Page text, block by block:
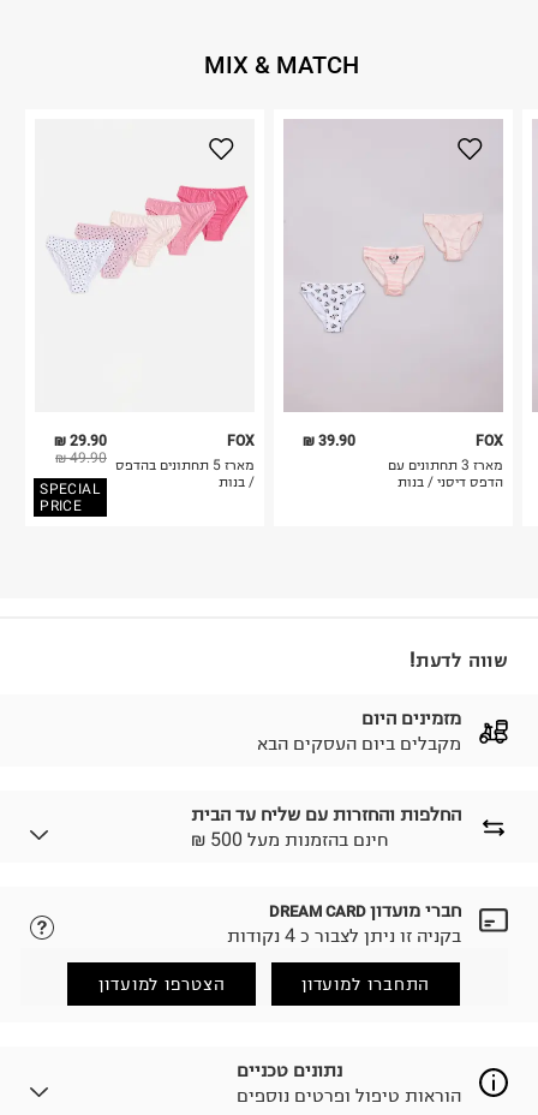
MIX & MATCH
29.90 ₪
49.90 ₪
SPECIAL
PRICE
FOX
מארז 5 תחתונים בהדפס
/ בנות
39.90 ₪
FOX
מארז 3 תחתונים עם
הדפס דיסני / בנות
שווה לדעת!
מזמינים היום
מקבלים ביום העסקים הבא
החלפות והחזרות עם שליח עד הבית
₪ חינם בהזמנות מעל 500
לבחירת בשיטת המשלוח המתאימה לכם,
הזמנתם והתחרטתם?
(במקום ב-19.9 ₪) לזמן מוגבל! חינם בהזמנות מעל 500 ₪.
למידע נא ללחוץ כאן
.
לפני החזרת החבילה, חשוב להדביק את מדבקת הגוביינא על
חברי מועדון DREAM CARD
בקניה זו ניתן לצבור כ 4 נקודות
התחברו למועדון הצטרפו למועדון
נתונים טכניים
הוראות טיפול ופרטים נוספים